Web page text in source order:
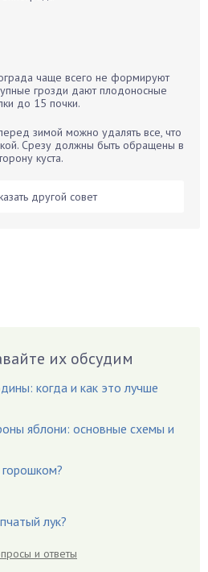
чаще всего не формируют
грозди дают плодоносные
до 15 почки.
зимой можно удалять все, что
Срезу должны быть обращены в
куста.
другой совет
их обсудим
когда и как это лучше
яблони: основные схемы и
лук?
и ответы